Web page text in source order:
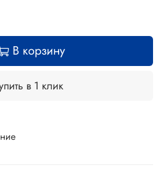
В корзину
в 1 клик